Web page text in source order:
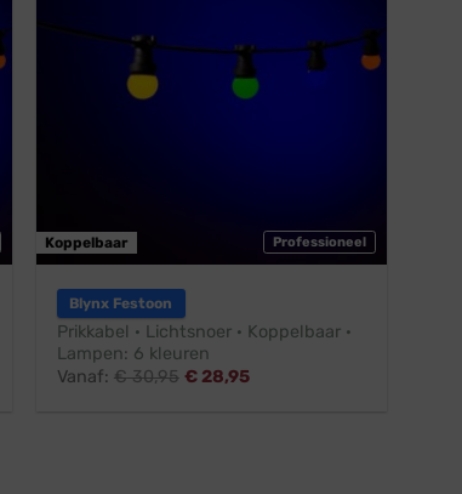
Professioneel
Koppelbaar
Blynx Festoon
Prikkabel · Lichtsnoer · Koppelbaar ·
Lampen: 6 kleuren
Vanaf: €30,95 € 28,95